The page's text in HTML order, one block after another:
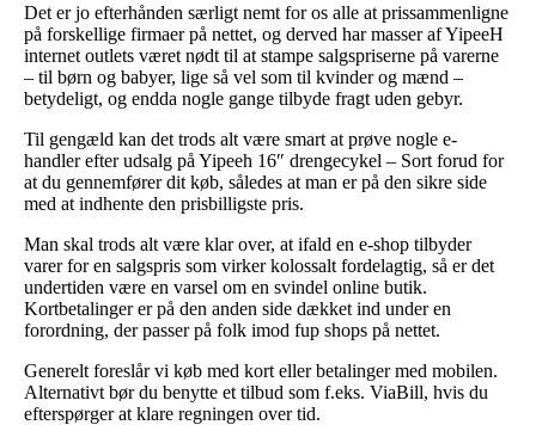
Det er jo efterhånden særligt nemt for os alle at prissammenligne
på forskellige firmaer på nettet, og derved har masser af YipeeH
internet outlets været nødt til at stampe salgspriserne på varerne
– til børn og babyer, lige så vel som til kvinder og mænd –
betydeligt, og endda nogle gange tilbyde fragt uden gebyr.
Til gengæld kan det trods alt være smart at prøve nogle e-
handler efter udsalg på Yipeeh 16″ drengecykel – Sort forud for
at du gennemfører dit køb, således at man er på den sikre side
med at indhente den prisbilligste pris.
Man skal trods alt være klar over, at ifald en e-shop tilbyder
varer for en salgspris som virker kolossalt fordelagtig, så er det
undertiden være en varsel om en svindel online butik.
Kortbetalinger er på den anden side dækket ind under en
forordning, der passer på folk imod fup shops på nettet.
Generelt foreslår vi køb med kort eller betalinger med mobilen.
Alternativt bør du benytte et tilbud som f.eks. ViaBill, hvis du
efterspørger at klare regningen over tid.